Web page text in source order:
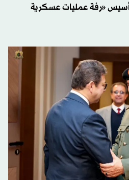
«رفة عمليات عسكرية